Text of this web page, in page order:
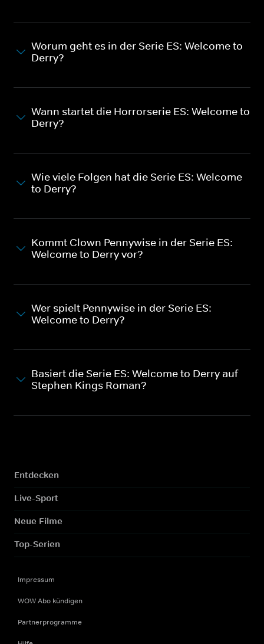
Worum geht es in der Serie ES: Welcome to
Derry?
Wann startet die Horrorserie ES: Welcome to
Derry?
Wie viele Folgen hat die Serie ES: Welcome
to Derry?
Kommt Clown Pennywise in der Serie ES:
Welcome to Derry vor?
Wer spielt Pennywise in der Serie ES:
Welcome to Derry?
Basiert die Serie ES: Welcome to Derry auf
Stephen Kings Roman?
Entdecken
Live-Sport
Neue Filme
Top-Serien
Impressum
WOW Abo kündigen
Partnerprogramme